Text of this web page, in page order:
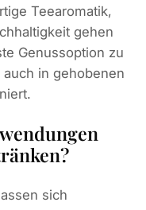
Teearomatik,
gehen
Genussoption zu
in gehobenen
sich